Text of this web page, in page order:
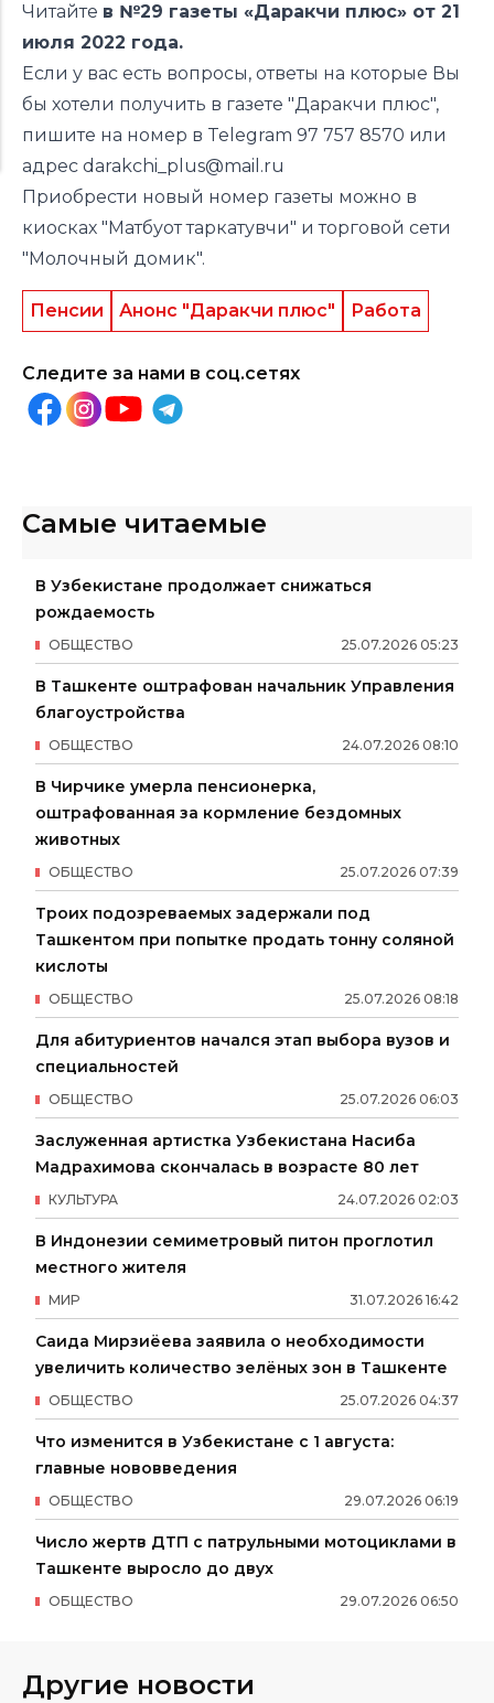
Читайте в №29 газеты «Даракчи плюс» от 21
июля 2022 года.
Если у вас есть вопросы, ответы на которые Вы
бы хотели получить в газете "Даракчи плюс",
пишите на номер в Telegram 97 757 8570 или
адрес darakchi_plus@mail.ru
Приобрести новый номер газеты можно в
киосках "Матбуот таркатувчи" и торговой сети
"Молочный домик".
Пенсии Анонс "Даракчи плюс" Работа
Следите за нами в соц.сетях
Самые читаемые
В Узбекистане продолжает снижаться
рождаемость
25.07.2026 05:23
ОБЩЕСТВО
В Ташкенте оштрафован начальник Управления
благоустройства
24.07.2026 08:10
ОБЩЕСТВО
В Чирчике умерла пенсионерка,
оштрафованная за кормление бездомных
животных
25.07.2026 07:39
ОБЩЕСТВО
Троих подозреваемых задержали под
Ташкентом при попытке продать тонну соляной
кислоты
25.07.2026 08:18
ОБЩЕСТВО
Для абитуриентов начался этап выбора вузов и
специальностей
25.07.2026 06:03
ОБЩЕСТВО
Заслуженная артистка Узбекистана Насиба
Мадрахимова скончалась в возрасте 80 лет
24.07.2026 02:03
КУЛЬТУРА
В Индонезии семиметровый питон проглотил
местного жителя
31.07.2026 16:42
МИР
Саида Мирзиёева заявила о необходимости
увеличить количество зелёных зон в Ташкенте
25.07.2026 04:37
ОБЩЕСТВО
Что изменится в Узбекистане с 1 августа:
главные нововведения
29.07.2026 06:19
ОБЩЕСТВО
Число жертв ДТП с патрульными мотоциклами в
Ташкенте выросло до двух
29.07.2026 06:50
ОБЩЕСТВО
Другие новости